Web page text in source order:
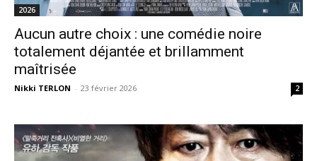
2026
Aucun autre choix : une comédie noire
totalement déjantée et brillamment
maîtrisée
Nikki TERLON - 23 février 2026 2